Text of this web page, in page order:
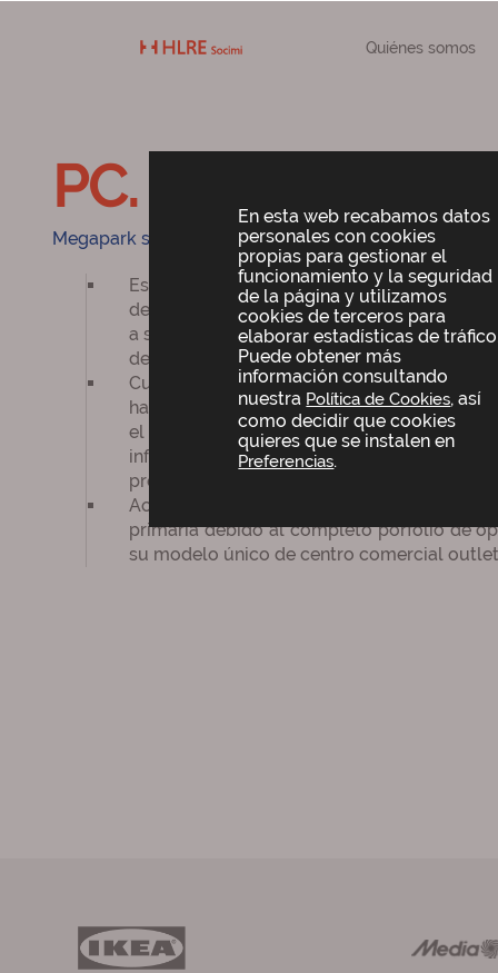
Quiénes somos
PC. MEGAPARK
Megapark se encuentra en la mayor área comercial
Es a su vez el parque comercial más
de los principales destinos de compras de
a su situación privilegiada en plena
de Santander, Bilbao y San Sebastián.
Cuenta con un área primaria de
habitantes, de los cuales
el entorno más cercano (walking
influencia total goza de cerca de 1,85
provienen un 88% de sus clientes.
Actualmente no existen grandes
primaria debido al completo porfolio de
su modelo único de centro comercial
En esta web recabamos datos
personales con cookies
propias para gestionar el
funcionamiento y la seguridad
de la página y utilizamos
cookies de terceros para
elaborar estadísticas de
Puede obtener más
información consultando
nuestra Política de Cookies, así
como decidir que cookies
quieres que se instalen en
Preferencias.